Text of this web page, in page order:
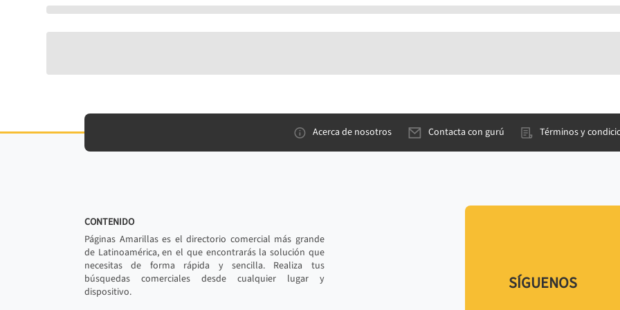
Acerca de nosotros Contacta con gurú Términos y
CONTENIDO
Páginas Amarillas es el directorio comercial más grande
de Latinoamérica, en el que encontrarás la solución que
necesitas de forma rápida y sencilla. Realiza tus
búsquedas comerciales desde cualquier lugar y
dispositivo.
SÍGUENOS